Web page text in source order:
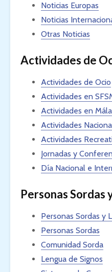
Noticias Europas
Noticias
Otras Noticias
Actividades de
Actividades de Ocio
Actividades en
Actividades en
Actividades
Actividades
Jornadas y
Día Nacional e
Personas Sordas
Personas Sordas y
Personas Sordas
Comunidad Sorda
Lengua de Signos